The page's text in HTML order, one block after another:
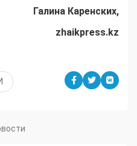
Галина Каренских,
zhaikpress.kz